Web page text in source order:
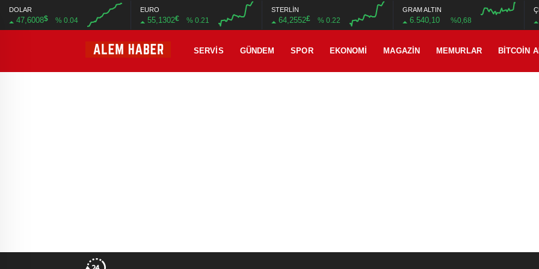
DOLAR
47,6008$ % 0.04
EURO
55,1302€ % 0.21
STERLİN
64,2552£ % 0.22
GRAM ALTIN
6.540,10 %0,68
SERVIS GÜNDEM SPOR EKONOMI MAGAZIN MEMURLAR BITCOIN